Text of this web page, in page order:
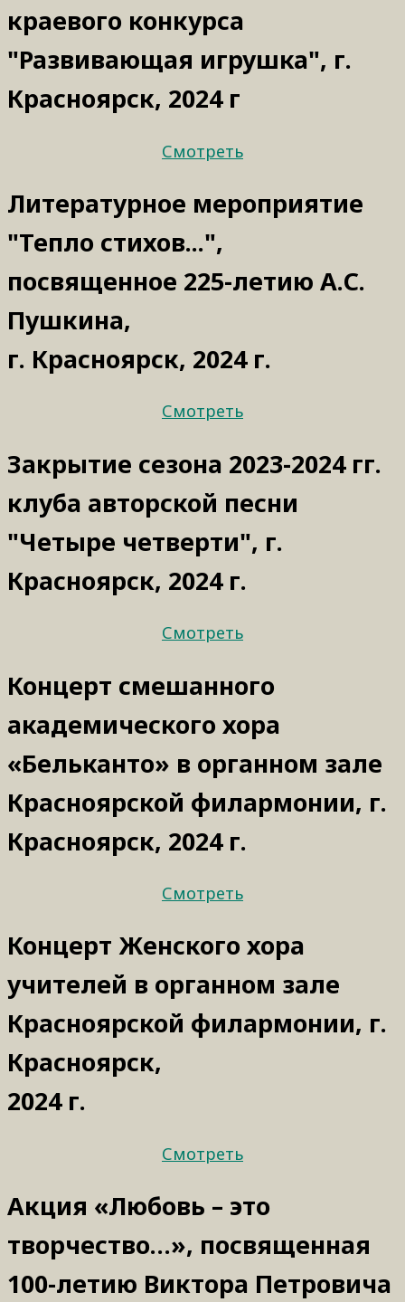
краевого конкурса
"Развивающая игрушка", г.
Красноярск, 2024 г
Смотреть
Литературное мероприятие
"Тепло стихов...",
посвященное 225-летию А.С.
Пушкина,
г. Красноярск, 2024 г.
Смотреть
Закрытие сезона 2023-2024 гг.
клуба авторской песни
"Четыре четверти", г.
Красноярск, 2024 г.
Смотреть
Концерт смешанного
академического хора
«Бельканто» в органном зале
Красноярской филармонии, г.
Красноярск, 2024 г.
Смотреть
Концерт Женского хора
учителей в органном зале
Красноярской филармонии, г.
Красноярск,
2024 г.
Смотреть
Акция «Любовь – это
творчество…», посвященная
100-летию Виктора Петровича